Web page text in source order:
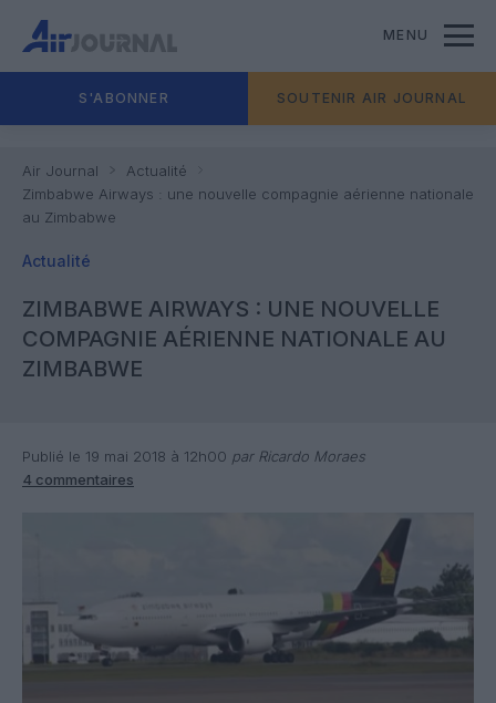
MENU
S'ABONNER SOUTENIR AIR JOURNAL
Air Journal
Actualité
Zimbabwe Airways : une nouvelle compagnie aérienne nationale
au Zimbabwe
Actualité
ZIMBABWE AIRWAYS : UNE NOUVELLE
COMPAGNIE AÉRIENNE NATIONALE AU
ZIMBABWE
Publié le 19 mai 2018 à 12h00 par Ricardo Moraes
4 commentaires